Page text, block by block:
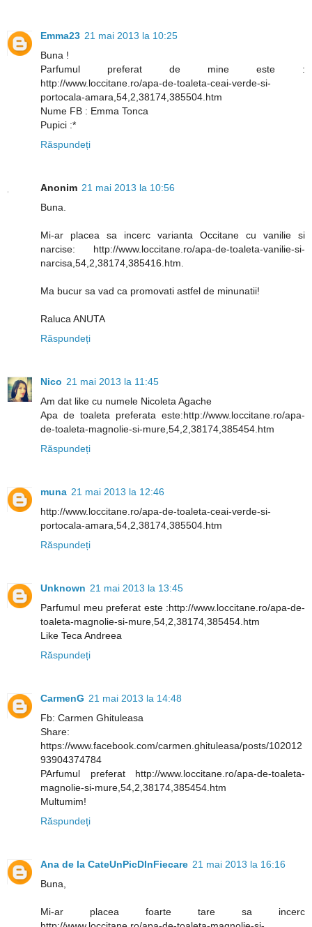
Emma23 21 mai 2013 la 10:25
Buna !
Parfumul preferat de mine este :
http://www.loccitane.ro/apa-de-toaleta-ceai-verde-si-
portocala-amara,54,2,38174,385504.htm
Nume FB : Emma Tonca
Pupici :*
Răspundeți
Anonim 21 mai 2013 la 10:56
Buna.
Mi-ar placea sa incerc varianta Occitane cu vanilie si
narcise: http://www.loccitane.ro/apa-de-toaleta-vanilie-si-
narcisa,54,2,38174,385416.htm.
Ma bucur sa vad ca promovati astfel de minunatii!
Raluca ANUTA
Răspundeți
Nico 21 mai 2013 la 11:45
Am dat like cu numele Nicoleta Agache
Apa de toaleta preferata este:http://www.loccitane.ro/apa-
de-toaleta-magnolie-si-mure,54,2,38174,385454.htm
Răspundeți
muna 21 mai 2013 la 12:46
http://www.loccitane.ro/apa-de-toaleta-ceai-verde-si-
portocala-amara,54,2,38174,385504.htm
Răspundeți
Unknown 21 mai 2013 la 13:45
Parfumul meu preferat este :http://www.loccitane.ro/apa-de-
toaleta-magnolie-si-mure,54,2,38174,385454.htm
Like Teca Andreea
Răspundeți
CarmenG 21 mai 2013 la 14:48
Fb: Carmen Ghituleasa
Share:
https://www.facebook.com/carmen.ghituleasa/posts/102012
93904374784
PArfumul preferat http://www.loccitane.ro/apa-de-toaleta-
magnolie-si-mure,54,2,38174,385454.htm
Multumim!
Răspundeți
Ana de la CateUnPicDInFiecare 21 mai 2013 la 16:16
Buna,
Mi-ar placea foarte tare sa incerc